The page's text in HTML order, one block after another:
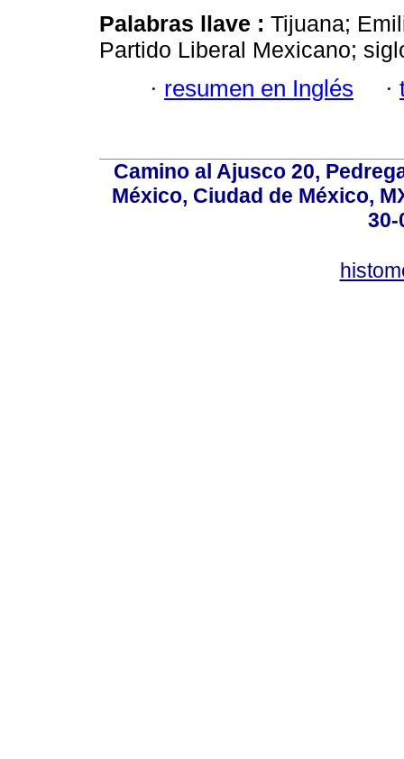
Palabras llave : Tijuana;
Partido Liberal Mexicano;
· resumen en Inglés ·
Camino al Ajusco 20,
México, Ciudad de México,
30-